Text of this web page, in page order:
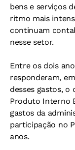
bens e serviços
ritmo mais
continuam
nesse setor.
Entre os dois
responderam,
desses gastos, o
Produto Interno
gastos da
participação no
anos.